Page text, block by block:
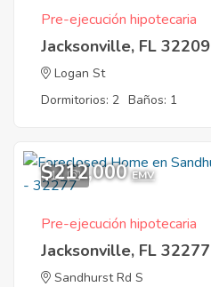
Pre-ejecución hipotecaria
Jacksonville, FL 32209
Logan St
Dormitorios: 2 Baños: 1
11
$212,000 EMV
Pre-ejecución hipotecaria
Jacksonville, FL 32277
Sandhurst Rd S